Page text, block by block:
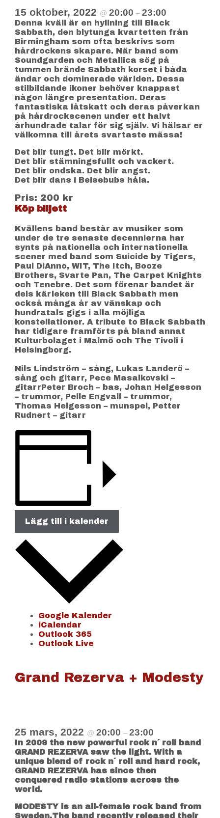
15 oktober, 2022 @ 20:00 – 23:00
Denna kväll är en hyllning till Black
Sabbath, den blytunga kvartetten från
Birmingham som ofta beskrivs som
hårdrockens skapare. När band som
Soundgarden och Metallica sög på
tummen brände Sabbath korset i båda
ändar och dominerade världen. Dessa
stilbildande ikoner behöver knappast
någon längre presentation. Deras
fantastiska låtskatt och deras påverkan
på hårdrockscenen under ett halvt
århundrade talar för sig själv. Vi hälsar er
välkomna till årets svartaste mässa!
Det blir tungt. Det blir mörkt.
Det blir stämningsfullt och vackert.
Det blir ondska. Det blir angst.
Det blir dans i Belsebubs håla.
Pris: 200 kr
Köp biljett
Kvällens band består av musiker som
under de tre senaste decennierna har
synts på nationella och internationella
scener med band som Suicide by Tigers,
Paul DiAnno, WIT, The Itch, Booze
Brothers, Svarte Pan, The Carpet Knights
och Tenebre. Det som förenar bandet är
dels kärleken till Black Sabbath men
också många år av vänskap och
hundratals gigs i alla möjliga
konstellationer. A tribute to Black Sabbath
har tidigare framförts på bland annat
Kulturbolaget i Malmö och The Tivoli i
Helsingborg.
Nils Lindström – sång, Lukas Landerö –
sång och gitarr, Pece Masalkovski –
gitarrPeter Broch – bas, Johan Helgesson
– trummor, Pelle Engvall – trummor,
Thomas Helgesson – munspel, Petter
Rudnert – gitarr
Lägg till i kalender
Google Kalender
iCalendar
Outlook 365
Outlook Live
Grand Rezerva + Modesty
25 mars, 2022 @ 20:00 – 23:00
In 2009 the new powerful rock n´ roll band
GRAND REZERVA saw the light. With a
unique blend of rock n´ roll and hard rock,
GRAND REZERVA has since then
conquered radio stations across the
world.
MODESTY is an all-female rock band from
Sweden.The band recently released their